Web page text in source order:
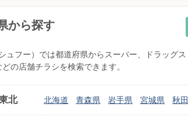
から探す
ュフー）では都道府県からスーパー、ドラッグ
の店舗チラシを検索できます。
北 北海道 青森県 岩手県 宮城県 秋